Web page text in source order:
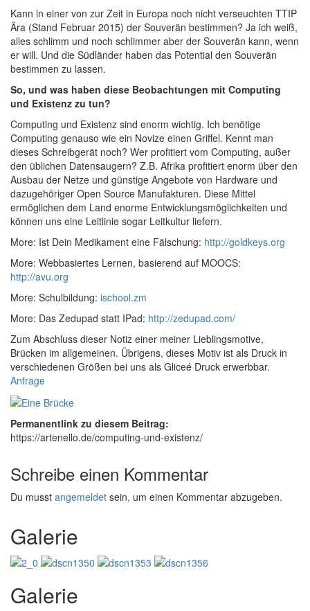
Kann in einer von zur Zeit in Europa noch nicht verseuchten TTIP
Ära (Stand Februar 2015) der Souverän bestimmen? Ja ich weiß,
alles schlimm und noch schlimmer aber der Souverän kann, wenn
er will. Und die Südländer haben das Potential den Souverän
bestimmen zu lassen.
So, und was haben diese Beobachtungen mit Computing
und Existenz zu tun?
Computing und Existenz sind enorm wichtig. Ich benötige
Computing genauso wie ein Novize einen Griffel. Kennt man
dieses Schreibgerät noch? Wer profitiert vom Computing, außer
den üblichen Datensaugern? Z.B. Afrika profitiert enorm über den
Ausbau der Netze und günstige Angebote von Hardware und
dazugehöriger Open Source Manufakturen. Diese Mittel
ermöglichen dem Land enorme Entwicklungsmöglichkeiten und
können uns eine Leitlinie sogar Leitkultur liefern.
More: Ist Dein Medikament eine Fälschung: http://goldkeys.org
More: Webbasiertes Lernen, basierend auf MOOCS:
http://avu.org
More: Schulbildung: ischool.zm
More: Das Zedupad statt IPad: http://zedupad.com/
Zum Abschluss dieser Notiz einer meiner Lieblingsmotive,
Brücken im allgemeinen. Übrigens, dieses Motiv ist als Druck in
verschiedenen Größen bei uns als Gliceé Druck erwerbbar.
Anfrage
Permanentlink zu diesem Beitrag:
https://artenello.de/computing-und-existenz/
Schreibe einen Kommentar
Du musst angemeldet sein, um einen Kommentar abzugeben.
Galerie
Galerie